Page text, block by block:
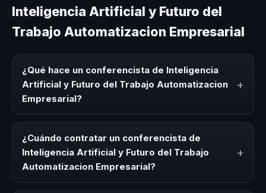
Inteligencia Artificial y Futuro del
Trabajo Automatizacion Empresarial
¿Qué hace un conferencista de Inteligencia
Artificial y Futuro del Trabajo Automatizacion
Empresarial?
+
Trabajo Automatizacion Empresarial es un experto que
comparte conocimiento, estrategias y experiencias sobre
este tema en eventos corporativos, convenciones y
seminarios. Su objetivo es generar reflexión, inspiración y
herramientas aplicables para la audiencia.
¿Cuándo contratar un conferencista de
Inteligencia Artificial y Futuro del Trabajo
Automatizacion Empresarial?
+